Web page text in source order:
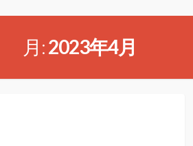
月:2023年4月